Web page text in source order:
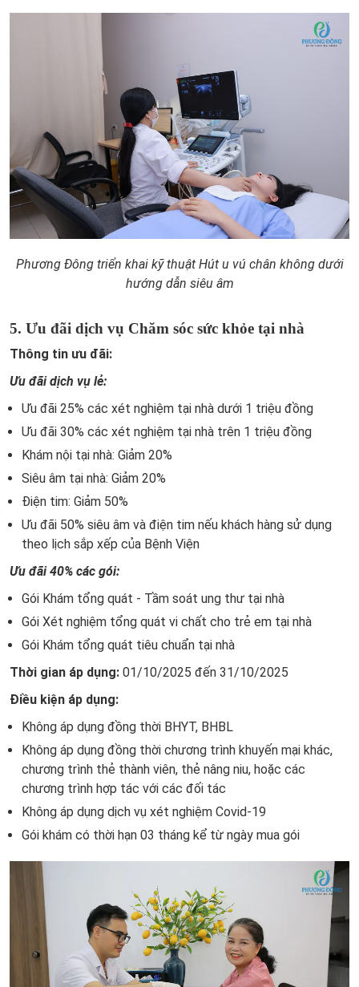
Phương Đông triển khai kỹ thuật Hút u vú chân không dưới
hướng dẫn siêu âm
5. Ưu đãi dịch vụ Chăm sóc sức khỏe tại nhà
Thông tin ưu đãi:
Ưu đãi dịch vụ lẻ:
Ưu đãi 25% các xét nghiệm tại nhà dưới 1 triệu đồng
Ưu đãi 30% các xét nghiệm tại nhà trên 1 triệu đồng
Khám nội tại nhà: Giảm 20%
Siêu âm tại nhà: Giảm 20%
Điện tim: Giảm 50%
Ưu đãi 50% siêu âm và điện tim nếu khách hàng sử dụng
theo lịch sắp xếp của Bệnh Viện
Ưu đãi 40% các gói:
Gói Khám tổng quát - Tầm soát ung thư tại nhà
Gói Xét nghiệm tổng quát vi chất cho trẻ em tại nhà
Gói Khám tổng quát tiêu chuẩn tại nhà
Thời gian áp dụng: 01/10/2025 đến 31/10/2025
Điều kiện áp dụng:
Không áp dụng đồng thời BHYT, BHBL
Không áp dụng đồng thời chương trình khuyến mại khác,
chương trình thẻ thành viên, thẻ nâng niu, hoặc các
chương trình hợp tác với các đối tác
Không áp dụng dịch vụ xét nghiệm Covid-19
Gói khám có thời hạn 03 tháng kể từ ngày mua gói